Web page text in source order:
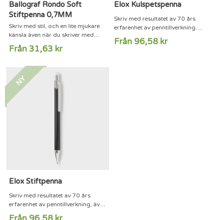
Ballograf Rondo Soft
Stiftpenna 0,7MM
Skriv med stil, och en lite mjukare
känsla även när du skriver med
blyerts. Ballograf Rondo Soft är en
av våra mest älskade
en härligt mjuk yta. Rondo Soft har
samma fina form som övriga
pennor i Rondo-familjen en stilren
design som känns lika modern
Men den har också en gummerad
Från 31,63 kr
Elox Kulspetspenna
Skriv med resultatet av 70 års
erfarenhet av penntillverkning.
Handmonterade Ballograf Elox tar
skrivupplevelsen till en ny nivå, varje
Från 96,58 kr
NY
Elox Stiftpenna
Skriv med resultatet av 70 års
erfarenhet av penntillverkning, även
när du skriver med blyerts.